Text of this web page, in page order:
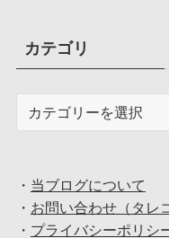
ブカテゴリ
・ 当ブログについて
・ お問い合わせ（タレ
・ プライバシーポリシ